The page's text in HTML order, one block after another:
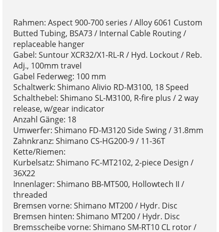
Rahmen: Aspect 900-700 series / Alloy 6061 Custom
Butted Tubing, BSA73 / Internal Cable Routing /
replaceable hanger
Gabel: Suntour XCR32/X1-RL-R / Hyd. Lockout / Reb.
Adj., 100mm travel
Gabel Federweg: 100 mm
Schaltwerk: Shimano Alivio RD-M3100, 18 Speed
Schalthebel: Shimano SL-M3100, R-fire plus / 2 way
release, w/gear indicator
Anzahl Gänge: 18
Umwerfer: Shimano FD-M3120 Side Swing / 31.8mm
Zahnkranz: Shimano CS-HG200-9 / 11-36T
Kette/Riemen:
Kurbelsatz: Shimano FC-MT2102, 2-piece Design /
36X22
Innenlager: Shimano BB-MT500, Hollowtech II /
threaded
Bremsen vorne: Shimano MT200 / Hydr. Disc
Bremsen hinten: Shimano MT200 / Hydr. Disc
Bremsscheibe vorne: Shimano SM-RT10 CL rotor /